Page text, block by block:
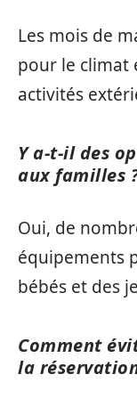
Les mois de
pour le climat
activités
Y a-t-il des
aux familles
Oui, de
équipements
bébés et des
Comment
la